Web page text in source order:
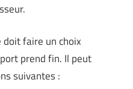
doit faire un choix
prend fin. Il peut
suivantes :